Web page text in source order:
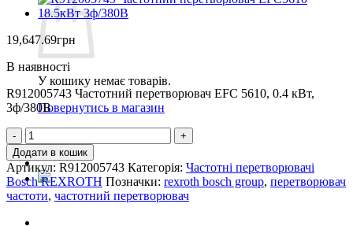
У кошику немає товарів.
Повернутись в магазин
19,647.69грн
В наявності
R912005743 Частотний перетворювач EFC 5610, 0.4 кВт,
3ф/380В
R912005743
Частотний
перетворювач
EFC5610
0.4кВт
3ф/380В
кількість
Додати в кошик
Артикул: R912005743 Категорія: Частотні перетворювачі
Bosch REXROTH Позначки: rexroth bosch group, перетворювач
частоти, частотний перетворювач